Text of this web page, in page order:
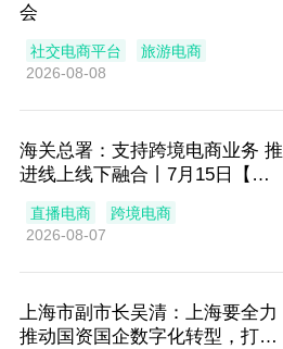
会
社交电商平台
旅游电商
2026-08-08
海关总署：支持跨境电商业务 推
进线上线下融合丨7月15日【电
直播电商
跨境电商
2026-08-07
上海市副市长吴清：上海要全力
推动国资国企数字化转型，打造